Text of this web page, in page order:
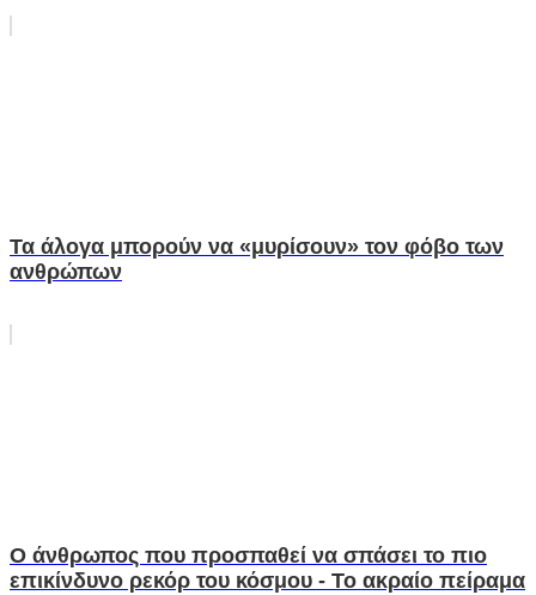
Τα άλογα μπορούν να «μυρίσουν» τον φόβο των
ανθρώπων
O άνθρωπος που προσπαθεί να σπάσει το πιο
επικίνδυνο ρεκόρ του κόσμου - Το ακραίο πείραμα